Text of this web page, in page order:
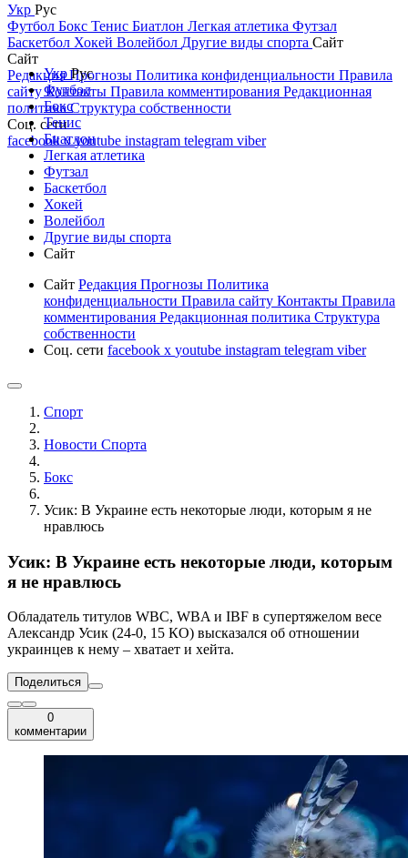
Укр Рус
Футбол Бокс Тенис Биатлон Легкая атлетика Футзал
Баскетбол Хокей Волейбол Другие виды спорта Сайт
Сайт
РедакцияПрогнозы Политика конфиденциальности Правила
сайтуКонтакты Правила комментирования Редакционная
политикаСтруктура собственности
Соц. сети
facebookxyoutube instagram telegram viber
УкрРус
Футбол
Бокс
Тенис
Биатлон
Легкая атлетика
Футзал
Баскетбол
Хокей
Волейбол
Другие виды спорта
Сайт
Сайт Редакция Прогнозы Политика
конфиденциальности Правила сайту Контакты Правила
комментирования Редакционная политика Структура
собственности
Соц. сети facebook x youtube instagram telegram viber
Спорт
Новости Cпорта
Бокс
Усик: В Украине есть некоторые люди, которым я не
нравлюсь
Усик: В Украине есть некоторые люди, которым
я не нравлюсь
Обладатель титулов WBC, WBA и IBF в супертяжелом весе
Александр Усик (24-0, 15 КО) высказался об отношении
украинцев к нему – хватает и хейта.
Поделиться
0
комментарии